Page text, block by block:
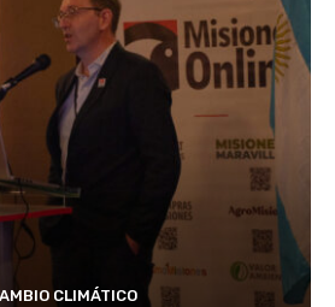
CLIMÁTICO